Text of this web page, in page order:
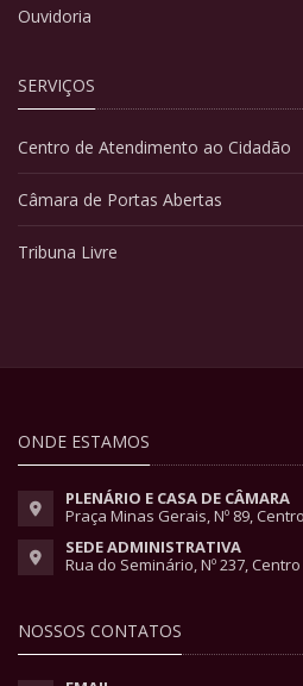
Ouvidoria
SERVIÇOS
Centro de Atendimento ao Cidadão
Câmara de Portas Abertas
Tribuna Livre
ONDE ESTAMOS
PLENÁRIO E CASA DE CÂMARA
Praça Minas Gerais, Nº 89, Centro
SEDE ADMINISTRATIVA
Rua do Seminário, Nº 237, Centro
NOSSOS CONTATOS